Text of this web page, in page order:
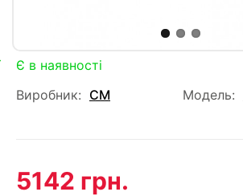
Є в наявності
Виробник: CM Модель:
5142 грн.